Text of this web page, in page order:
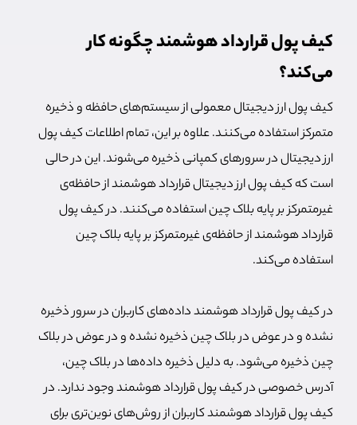
کیف پول قرارداد هوشمند چگونه کار
می‌کند؟
کیف پول ارز دیجیتال معمولی از سیستم‌های حافظه و ذخیره
متمرکز استفاده می‌کنند. علاوه بر این، تمام اطلاعات کیف پول
ارز دیجیتال در سرورهای کمپانی ذخیره می‌شوند. این در حالی
است که کیف پول ارز دیجیتال قرارداد هوشمند از حافظه‌ی
غیرمتمرکز بر پایه بلاک چین استفاده می‌کنند. در کیف پول
قرارداد هوشمند از حافظه‌ی غیرمتمرکز بر پایه بلاک چین
استفاده می‌کند.
در کیف پول قرارداد هوشمند داده‌های کاربران در سرور ذخیره
نشده و در عوض در بلاک چین ذخیره نشده و در عوض در بلاک
چین ذخیره می‌شود. به دلیل ذخیره داده‌ها در بلاک چین،
آدرس خصوصی در کیف پول قرارداد هوشمند وجود ندارد. در
کیف پول قرارداد هوشمند کاربران از روش‌های نوین‌تری برای